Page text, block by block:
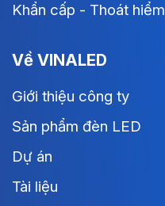
Khẩn cấp - Thoát hiểm
Về VINALED
Giới thiệu công ty
Sản phẩm đèn LED
Dự án
Tài liệu